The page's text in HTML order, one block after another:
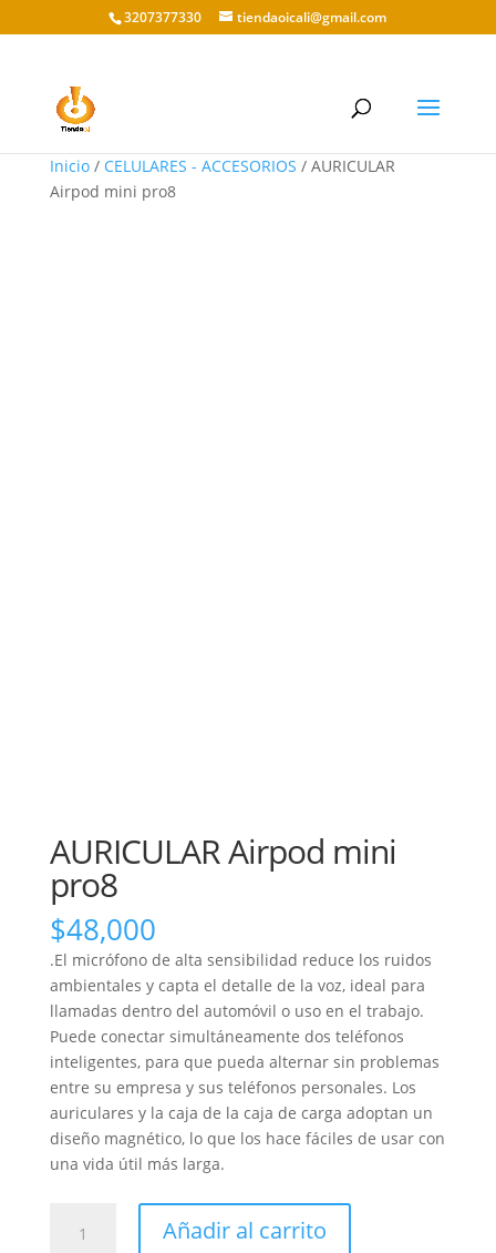
3207377330 tiendaoicali@gmail.com
Inicio/ CELULARES - ACCESORIOS / AURICULAR
Airpod mini pro8
AURICULAR Airpod mini
pro8
$48,000
.El micrófono de alta sensibilidad reduce los ruidos
ambientales y capta el detalle de la voz, ideal para
llamadas dentro del automóvil o uso en el trabajo.
Puede conectar simultáneamente dos teléfonos
inteligentes, para que pueda alternar sin problemas
entre su empresa y sus teléfonos personales. Los
auriculares y la caja de la caja de carga adoptan un
diseño magnético, lo que los hace fáciles de usar con
una vida útil más larga.
Airpod
Añadir al carrito